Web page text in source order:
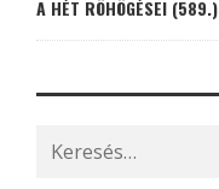
A HÉT RÖHÖGÉSEI (589.)
Search
for: